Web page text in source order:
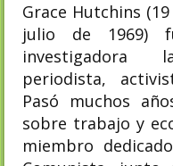
Grace Hutchins
julio de 1969)
investigadora
periodista,
Pasó muchos
sobre trabajo y
miembro